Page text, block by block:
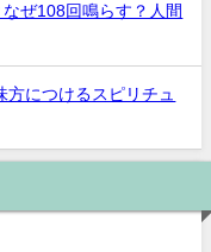
ぜ108回鳴らす？人間
につけるスピリチュ